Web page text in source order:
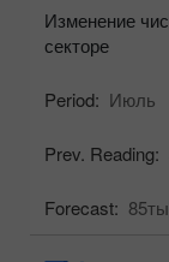
Изменение
секторе
Period: Июль
Prev. Reading:
Forecast: